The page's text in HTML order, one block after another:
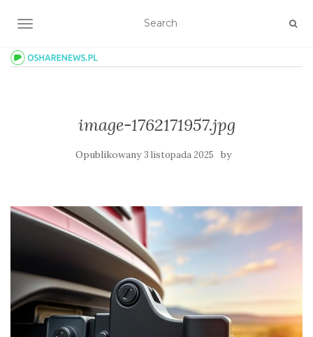
TOGGLE NAVIGATION
image-1762171957.jpg
Opublikowany 3 listopada 2025 by